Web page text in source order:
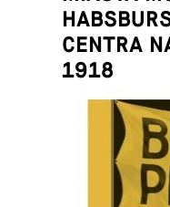
CENTRA
1918
Łukasz Galusek